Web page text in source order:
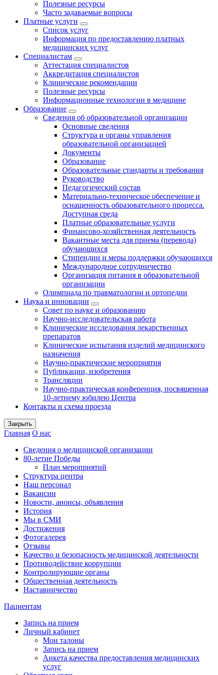
Полезные ресурсы
Часто задаваемые вопросы
Платные услуги
Список услуг
Информация по предоставлению платных
медицинских услуг
Специалистам
Аттестация специалистов
Аккредитация специалистов
Клинические рекомендации
Полезные ресурсы
Информационные технологии в медицине
Образование
Сведения об образовательной организации
Основные сведения
Структура и органы управления
образовательной организацией
Документы
Образование
Образовательные стандарты и требования
Руководство
Педагогический состав
Материально-техническое обеспечение и
оснащенность образовательного процесса.
Доступная среда
Платные образовательные услуги
Финансово-хозяйственная деятельность
Вакантные места для приема (перевода)
обучающихся
Стипендии и меры поддержки обучающихся
Международное сотрудничество
Организация питания в образовательной
организации
Олимпиада по травматологии и ортопедии
Наука и инновации
Совет по науке и образованию
Научно-исследовательская работа
Клинические исследования лекарственных
препаратов
Клинические испытания изделий медицинского
назначения
Научно-практические мероприятия
Публикации, изобретения
Трансляции
Научно-практическая конференция, посвященная
10-летнему юбилею Центра
Контакты и схема проезда
Закрыть
Главная О нас
Сведения о медицинской организации
80-летие Победы
План мероприятий
Структура центра
Наш персонал
Вакансии
Новости, анонсы, объявления
История
Мы в СМИ
Достижения
Фотогалерея
Отзывы
Качество и безопасность медицинской деятельности
Противодействие коррупции
Контролирующие органы
Общественная деятельность
Наставничество
Пациентам
Запись на прием
Личный кабинет
Мои талоны
Запись на прием
Анкета качества предоставления медицинских
услуг